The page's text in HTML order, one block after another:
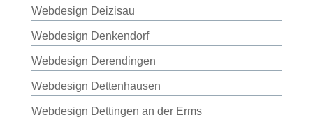
Webdesign Deizisau
Webdesign Denkendorf
Webdesign Derendingen
Webdesign Dettenhausen
Webdesign Dettingen an der Erms